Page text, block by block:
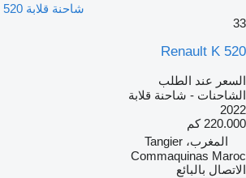
شاحنة قلابة Renault K 520
33
Renault K 520
السعر عند الطلب
الشاحنات - شاحنة قلابة
2022
220.000 كم
المغرب، Tangier
Commaquinas Maroc
الاتصال بالبائع